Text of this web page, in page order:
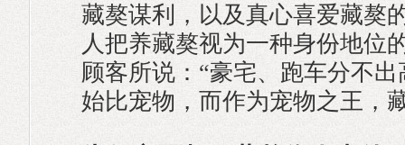
藏獒谋利，以及真心喜爱藏獒
人把养藏獒视为一种身份地位
顾客所说：“豪宅、跑车分不
始比宠物，而作为宠物之王，